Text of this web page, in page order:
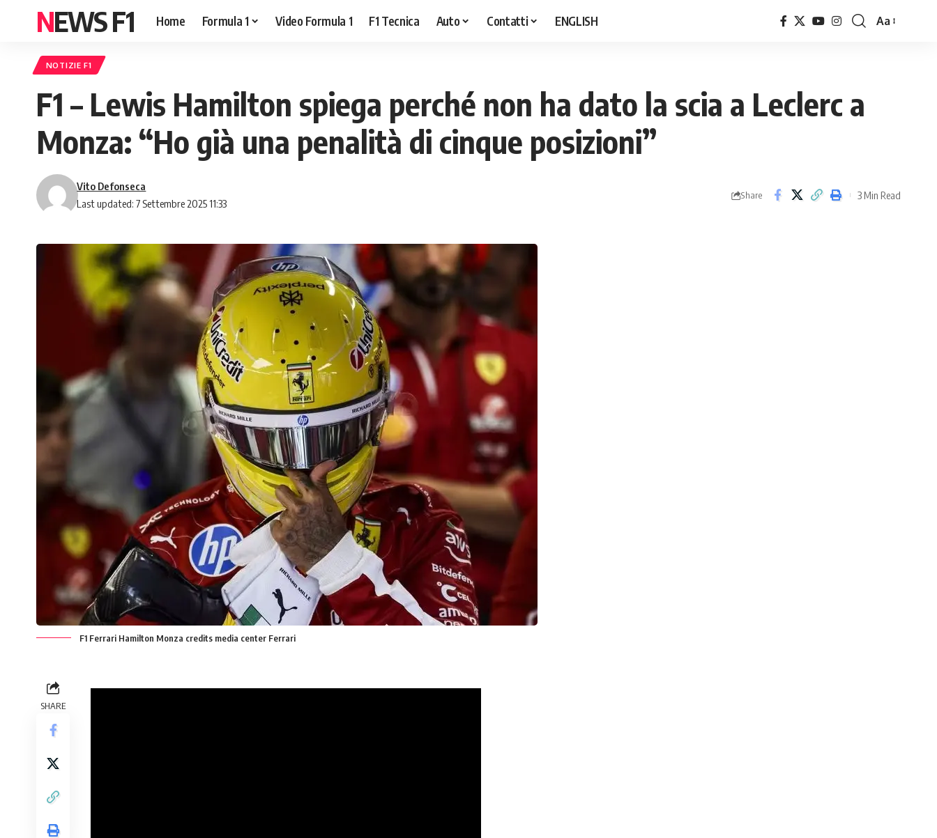
NEWS F1 Home Formula 1 Video Formula 1 F1 Tecnica Auto Contatti ENGLISH
Font
Aa
NOTIZIE F1
F1 – Lewis Hamilton spiega perché non ha dato la scia a Leclerc a
Monza: “Ho già una penalità di cinque posizioni”
Last updated: 7 Settembre 2025 11:33
Vito Defonseca
Share 3 Min Read
F1 Ferrari Hamilton Monza credits media center Ferrari
SHARE